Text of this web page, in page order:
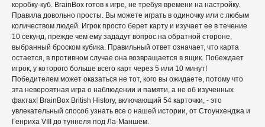
коробку-куб. BrainBox готов к игре, не требуя времени на настройку.
Правила довольно просты. Вы можете играть в одиночку или с любым
количеством людей. Игрок просто берет карту и изучает ее в течение
10 секунд, прежде чем ему зададут вопрос на обратной стороне,
выбранный броском кубика. Правильный ответ означает, что карта
остается, в противном случае она возвращается в ящик. Побеждает
игрок, у которого больше всего карт через 5 или 10 минут!
Победителем может оказаться не тот, кого вы ожидаете, потому что
эта невероятная игра о наблюдении и памяти, а не об изученных
фактах! BrainBox British History, включающий 54 карточки, - это
увлекательный способ узнать все о нашей истории, от Стоунхенджа и
Генриха VIII до туннеля под Ла-Маншем.